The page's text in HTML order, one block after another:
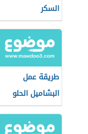
السكر
طريقة عمل
البشاميل الحلو